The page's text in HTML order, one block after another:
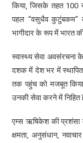
किया, जिसके तहत 100
पहल ‘‘वसुधैव
भागीदार के रूप में भारत
स्वास्थ्य सेवा अवसंरचना
दशक में देश भर में स्थापित
तक पहुंच को मजबूत
उनकी सेवा करने में निहित
एम्स ऋषिकेश की प्रशंसा
क्षमता, अनुसंधान,